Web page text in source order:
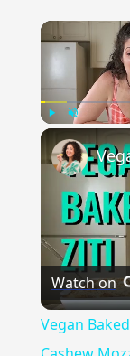
Watch on
Vegan